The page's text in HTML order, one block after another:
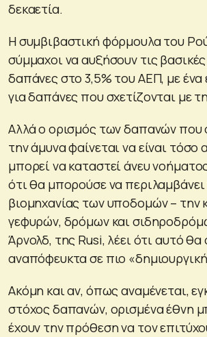
δεκαετία.
Η συμβιβαστική φόρμουλα του
σύμμαχοι να αυξήσουν τις
δαπάνες στο 3,5% του ΑΕΠ, με ένα
για δαπάνες που σχετίζονται με
Αλλά ο ορισμός των δαπανών που
την άμυνα φαίνεται να είναι
μπορεί να καταστεί άνευ
ότι θα μπορούσε να
βιομηχανίας των υποδομών – την
γεφυρών, δρόμων και
Άρνολδ, της Rusi, λέει ότι αυτό θα
αναπόφευκτα σε πιο
Ακόμη και αν, όπως αναμένεται,
στόχος δαπανών, ορισμένα έθνη
έχουν την πρόθεση να τον